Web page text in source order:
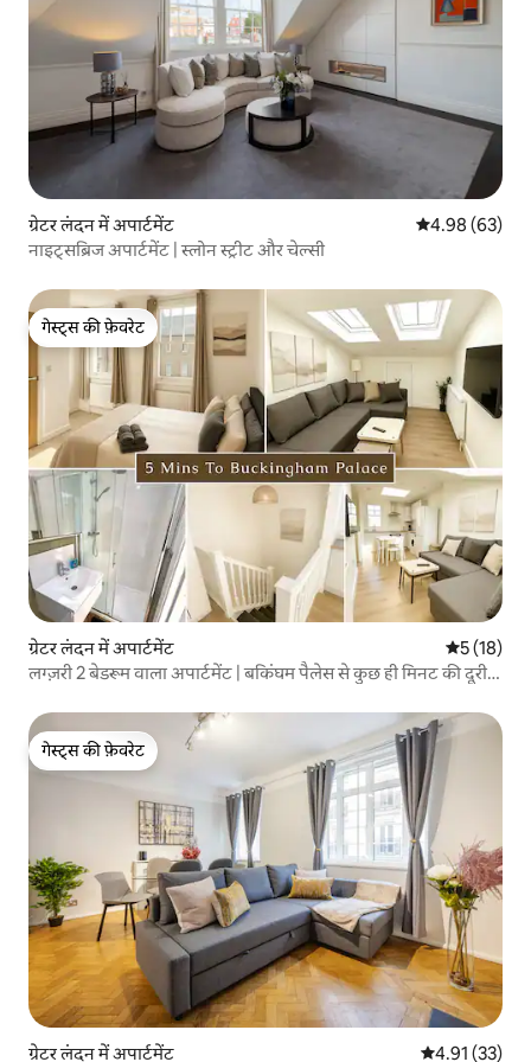
ग्रेटर लंदन में अपार्टमेंट औसत रेटिंग 5 में
4.98 (63)
नाइट्सब्रिज अपार्टमेंट | स्लोन स्ट्रीट और चेल्सी
गेस्ट्स की फ़ेवरेट
गेस्ट्स की फ़ेवरेट
ग्रेटर लंदन में अपार्टमेंट औसत रेटिंग
5 (18)
लग्ज़री 2 बेडरूम वाला अपार्टमेंट | बकिंघम पैलेस से कुछ ही मिनट की दूरी
गेस्ट्स की फ़ेवरेट
गेस्ट्स की फ़ेवरेट
ग्रेटर लंदन में अपार्टमेंट औसत रेटिंग 5 में
4.91 (33)